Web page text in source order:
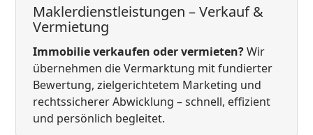
Maklerdienstleistungen – Verkauf &
Vermietung
Immobilie verkaufen oder vermieten?Wir
übernehmen die Vermarktung mit fundierter
Bewertung, zielgerichtetem Marketing und
rechtssicherer Abwicklung – schnell, effizient
und persönlich begleitet.